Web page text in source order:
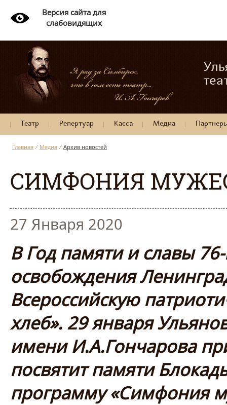
Версия сайта для
слабовидящих
Театр Репертуар Касса Медиа
Главная / Медиа / Архив новостей
СИМФОНИЯ
27 Января 2020
В Год памяти и славы
освобождения
Всероссийскую
хлеб». 29 января
имени И.А.Гончарова
посвятит памяти
программу «Симфония